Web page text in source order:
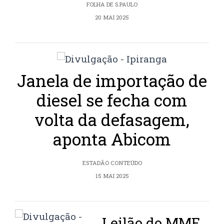
FOLHA DE S.PAULO
20 MAI 2025
Janela de importação de
diesel se fecha com
volta da defasagem,
aponta Abicom
ESTADÃO CONTEÚDO
15 MAI 2025